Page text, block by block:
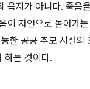
음지가 아니다. 죽음
이 자연으로 돌아가
한 공공 추모 시설의
하는 것이다.